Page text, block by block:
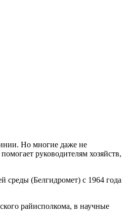
Но многие даже не
руководителям хозяйств,
среды (Белгидромет) с 1964 года
райисполкома, в научные